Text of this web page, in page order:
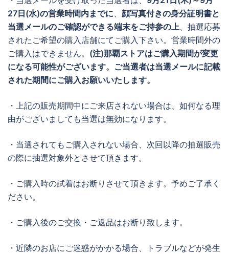
27日(水)の営業時間内までに、 顔写真付きの身分証明書と
当選メールのご確認ができる端末をご持参の上、抽選応募
されたご希望の購入店舗にてご購入下さい。営業時間外の
ご購入はできません。 (注)那覇ストアはご購入期間が変更
になる可能性がございます。ご当選者は当選メールに記載
された期間にご購入お願いいたします。
・上記の販売期間中にご来店されない場合は、如何なる理
由がございましても当選は無効になります。
・当選されてもご購入されない場合、次回以降の抽選販売
の際に抽選対象外とさせて頂きます。
・ご購入時の試着はお断りさせて頂きます。予めご了承く
ださい。
・ご購入後のご交換・ご返品はお断り致します。
・近隣のお店にご迷惑がかかる場合、トラブルなどが発生